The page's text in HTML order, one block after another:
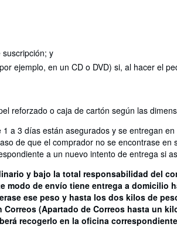
y
ejemplo, en un CD o DVD) si, al hacer el
reforzado o caja de cartón según las
a 3 días están asegurados y se entregan
de que el comprador no se encontrase
a un nuevo intento de entrega si
y bajo la total responsabilidad del
de envío tiene entrega a domicilio
ese peso y hasta los dos kilos de
(Apartado de Correos hasta un
recogerlo en la oficina